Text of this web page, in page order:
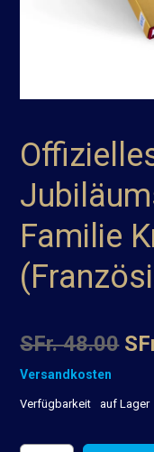
Familie
SFr. 48.00
Versandkosten
Verfügbarkeit auf Lager